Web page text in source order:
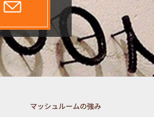
マッシュルームの強み